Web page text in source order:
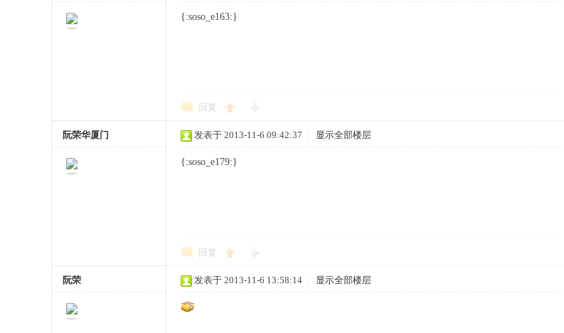
{:soso_e163:}
回复
阮荣华厦门 发表于 2013-11-6 09:42:37 显示全部楼层
{:soso_e179:}
回复
阮荣 发表于 2013-11-6 13:58:14 显示全部楼层